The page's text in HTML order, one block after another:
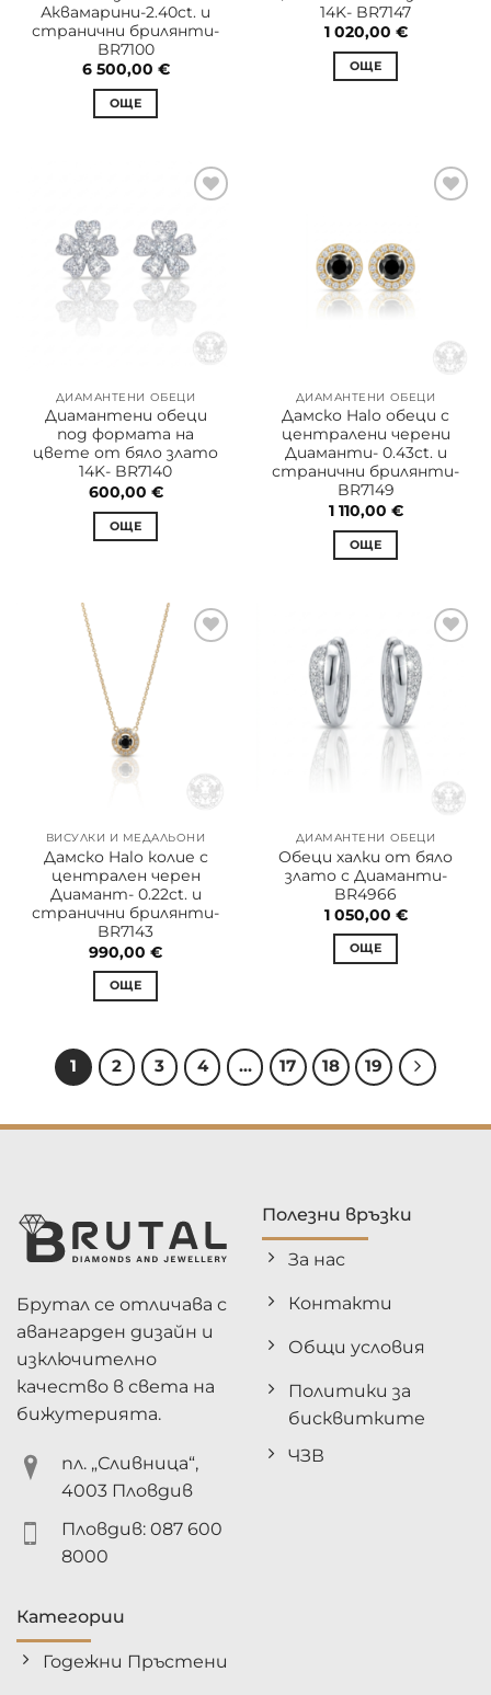
Аквамарини-2.40ct. и
странични брилянти-
BR7100
6 500,00 €
ОЩЕ
14K- BR7147
1 020,00 €
ОЩЕ
ДИАМАНТЕНИ ОБЕЦИ
Диамантени обеци
под формата на
цвете от бяло злато
14K- BR7140
600,00 €
ОЩЕ
ДИАМАНТЕНИ ОБЕЦИ
Дамско Halo обеци с
централени черени
Диаманти- 0.43ct. и
странични брилянти-
BR7149
1 110,00 €
ОЩЕ
ВИСУЛКИ И МЕДАЛЬОНИ
Дамско Halo колие с
централен черен
Диамант- 0.22ct. и
странични брилянти-
BR7143
990,00 €
ОЩЕ
ДИАМАНТЕНИ ОБЕЦИ
Обеци халки от бяло
злато с Диаманти-
BR4966
1 050,00 €
ОЩЕ
1 2 3 4 … 17 18 19
Брутал се отличава с
авангарден дизайн и
изключително
качество в света на
бижутерията.
пл. „Сливница“,
4003 Пловдив
Пловдив: 087 600
8000
Полезни връзки
За нас
Контакти
Общи условия
Политики за
бисквитките
ЧЗВ
Категории
Годежни Пръстени